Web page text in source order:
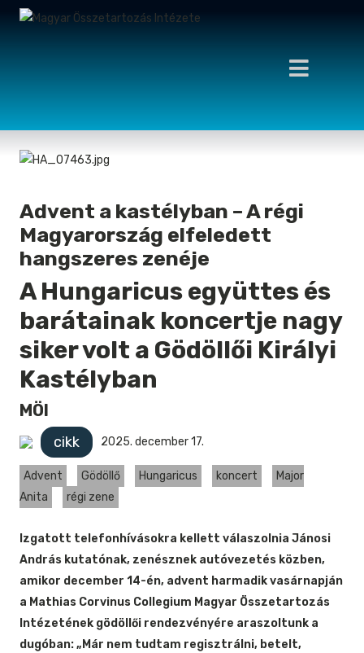
Advent a kastélyban – A régi
Magyarország elfeledett
hangszeres zenéje
A Hungaricus együttes és
barátainak koncertje nagy
siker volt a Gödöllői Királyi
Kastélyban
MÖI
cikk 2025. december 17.
Advent Gödöllő Hungaricus koncert
Major
Anita
régi zene
Izgatott telefonhívásokra kellett válaszolnia Jánosi
András kutatónak, zenésznek autóvezetés közben,
amikor december 14-én, advent harmadik vasárnapján
a Mathias Corvinus Collegium Magyar Összetartozás
Intézetének gödöllői rendezvényére araszoltunk a
dugóban: „Már nem tudtam regisztrálni, betelt,